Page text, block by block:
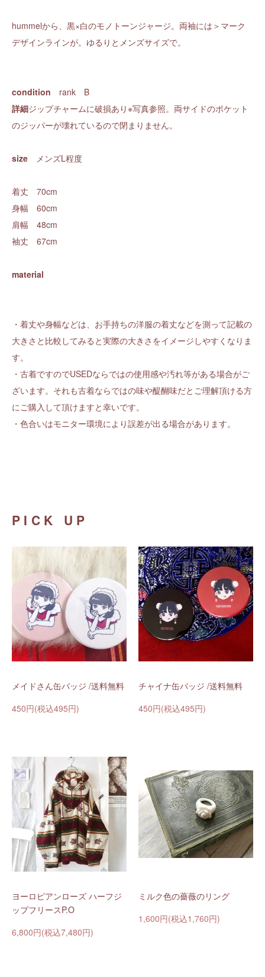
hummelから、黒×白のモノトーンジャージ。両袖には＞マーク
デザインラインが。ゆるりとメンズサイズで。
condition rank B
詳細ジップチャームに破損あり※写真参照。両サイドのポケット
のジッパーが壊れているので閉まりません。
size メンズL程度
着丈 70cm
身幅 60cm
肩幅 48cm
袖丈 67cm
material
・着丈や身幅などは、お手持ちの洋服の着丈などを測って記載の
大きさと比較してみると実際の大きさをイメージしやすくなりま
す。
・古着ですのでUSEDならではの使用感や汚れ等がある場合がご
ざいます。それも古着ならではの味や醍醐味だとご理解頂ける方
にご購入して頂けますと幸いです。
・色合いはモニター環境により誤差が出る場合があります。
PICK UP
メイドさん缶バッジ /送料無料
450円(税込495円)
チャイナ缶バッジ /送料無料
450円(税込495円)
ヨーロピアンローズ ハーフジ
ップフリースP.O
6,800円(税込7,480円)
ミルク色の薔薇のリング
1,600円(税込1,760円)